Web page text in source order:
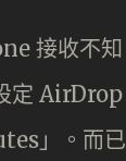
接收不知
定 AirDrop
」。而已